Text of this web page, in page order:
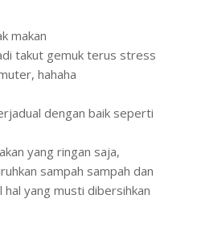
makan
takut gemuk terus stress
hahaha
dengan baik seperti
yang ringan saja,
sampah sampah dan
yang musti dibersihkan